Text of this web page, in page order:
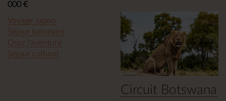
000 €
Voyage Japon
Séjour balnéaire
Osez l'aventure
Séjour culturel
Circuit Botswana